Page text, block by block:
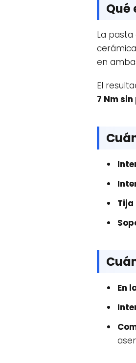
Qué
La pasta
en
El
7 Nm
En